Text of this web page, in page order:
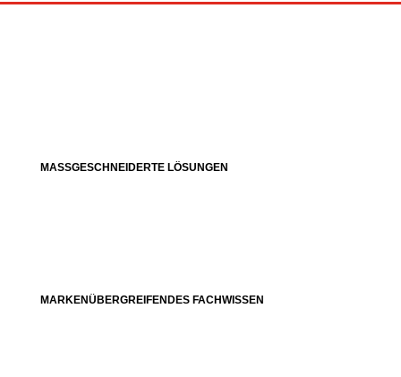
MASSGESCHNEIDERTE LÖSUNGEN
MARKENÜBERGREIFENDES FACHWISSEN